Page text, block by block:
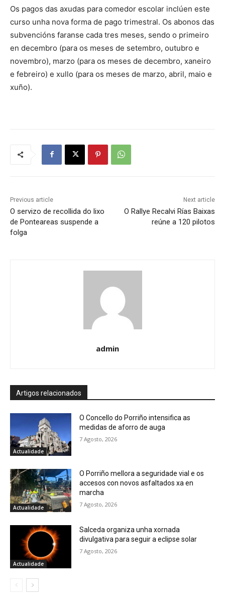
Os pagos das axudas para comedor escolar inclúen este
curso unha nova forma de pago trimestral. Os abonos das
subvencións faranse cada tres meses, sendo o primeiro
en decembro (para os meses de setembro, outubro e
novembro), marzo (para os meses de decembro, xaneiro
e febreiro) e xullo (para os meses de marzo, abril, maio e
xuño).
Previous article
O servizo de recollida do lixo
de Ponteareas suspende a
folga
Next article
O Rallye Recalvi Rías Baixas
reúne a 120 pilotos
admin
Artigos relacionados
Actualidade
O Concello do Porriño intensifica as
medidas de aforro de auga
7 Agosto, 2026
Actualidade
O Porriño mellora a seguridade vial e os
accesos con novos asfaltados xa en
marcha
7 Agosto, 2026
Actualidade
Salceda organiza unha xornada
divulgativa para seguir a eclipse solar
7 Agosto, 2026